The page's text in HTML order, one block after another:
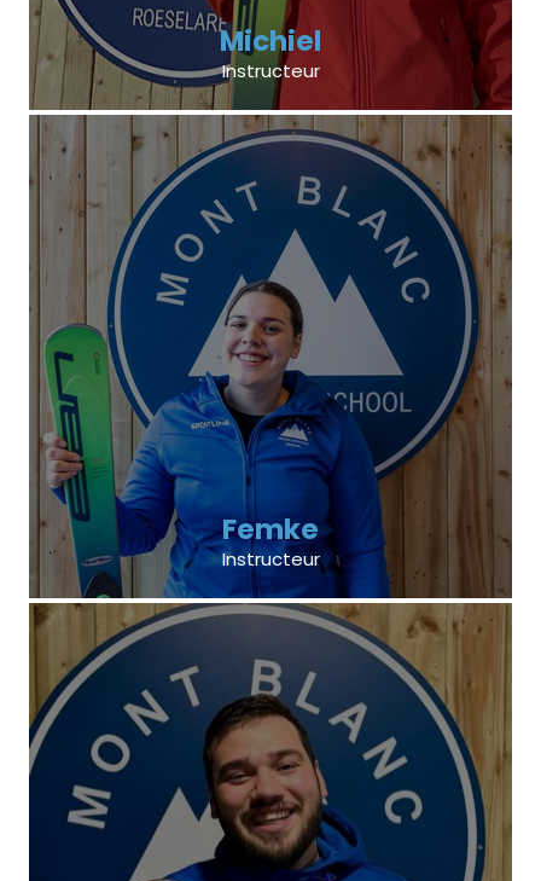
Michiel
Instructeur
Femke
Instructeur